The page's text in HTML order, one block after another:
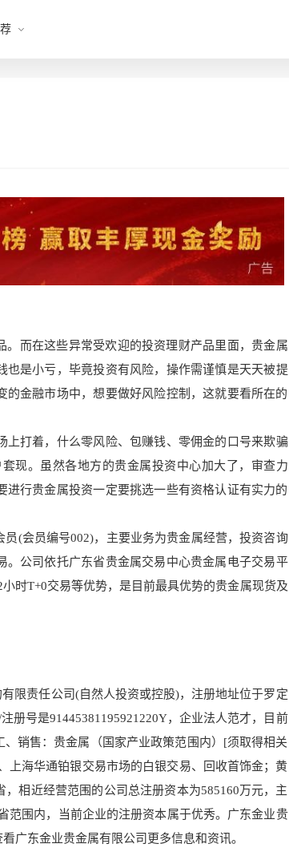
。而在这些异常受欢迎的投资理财产品里面，贵金属
也是小亏，毕竟投资有风险，操作需谨慎是天天被提
金融市场中，想要做好风险控制，这就要看所在的
上打着，什么零风险、包赚钱、零佣金的口号来欺骗
现。 虽然各地方的贵金属投资中心加大了，审查力
行贵金属投资一定要挑选一些有资格认证有实力的
(会员编号002)，主要业务为贵金属经营，投资咨询
。公司依托广东省贵金属交易中心贵金属电子交易平
小时T+0交易等优势，是目前最具优势的贵金属现货及
限责任公司(自然人投资或控股)，注册地址位于罗定
册号是91445381195921220Y，企业法人范才，
目前
销售：贵金属（国家产业政策范围内）[须取得相关
上海华通铂银交易市场的白银交易、回收首饰金；黄
相近经营范围的公司总注册资本为585160万元，主
范围内，当前企业的注册资本属于优秀。广东金业贵
看广东金业贵金属有限公司更多信息和资讯。